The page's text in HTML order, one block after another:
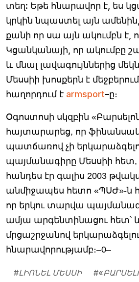
տեղ: Եթե հնարավոր է, ես
կրկին նպաստել այն
քանի որ սա այն ակումբն է,
Կցանկանայի, որ ակումբը
և մնալ լավագույններից
Մեսսիի խոսքերն է
հաղորդում է armsport–ը։
Օգոստոսի սկզբին
հայտարարեց, որ
պատճառով չի
պայմանագիրը Մեսսիի հետ,
հանդես էր գալիս 2003
անմիջապես հետո «ՊՍԺ»-ն
որ երկու տարվա
ամյա արգենտինացու հետ՝
մրցաշրջանով
հնարավորությամբ։–0–
#ԼԻՈՆԵԼ ՄԵՍՍԻ #